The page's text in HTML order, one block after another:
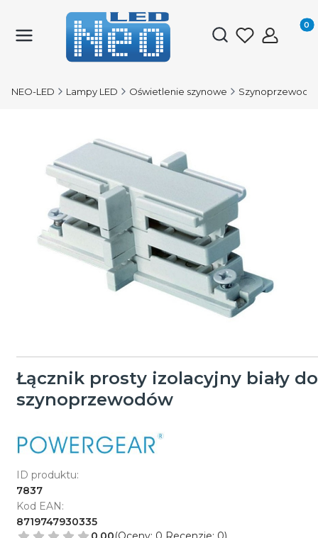
Otwórz
NEO-LED Lampy LED Oświetlenie szynowe Szynoprzewody
Łącznik prosty izolacyjny biały do
szynoprzewodów
ID produktu:
7837
Kod EAN:
8719747930335